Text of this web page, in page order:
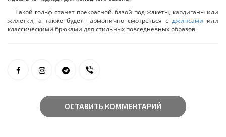
Такой гольф станет прекрасной базой под жакеты, кардиганы или
жилетки, а также будет гармонично смотреться с джинсами или
классическими брюками для стильных повседневных образов.
ОСТАВИТЬ КОММЕНТАРИЙ